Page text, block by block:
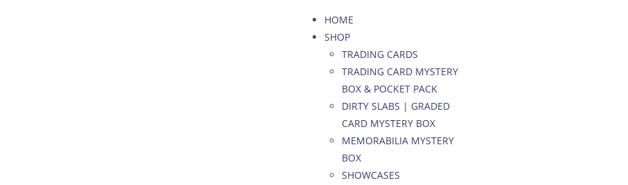
HOME
SHOP
TRADING CARDS
TRADING CARD MYSTERY
BOX & POCKET PACK
DIRTY SLABS | GRADED
CARD MYSTERY BOX
MEMORABILIA MYSTERY
BOX
SHOWCASES